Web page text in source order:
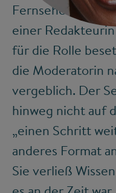
Fernsehen gab,
einer
für die Rolle
die Moderatorin
vergeblich. Der
hinweg nicht auf
„einen Schritt
anderes Format
Sie verließ